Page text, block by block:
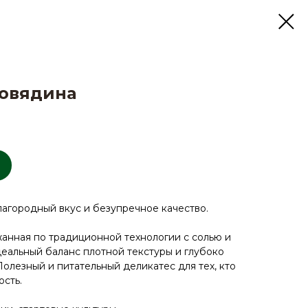
вкус и безупречное качество.
по традиционной технологии с солью и
баланс плотной текстуры и глубоко
и питательный деликатес для тех, кто